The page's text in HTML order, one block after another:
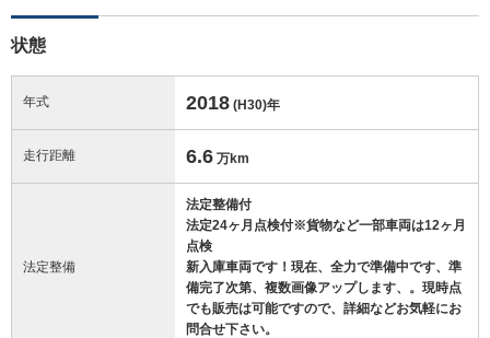
状態
年式 2018 (H30)年
走行距離 6.6 万km
法定整備
法定整備付
法定24ヶ月点検付※貨物など一部車両は12ヶ月
点検
新入庫車両です！現在、全力で準備中です、準
備完了次第、複数画像アップします、。現時点
でも販売は可能ですので、詳細などお気軽にお
問合せ下さい。